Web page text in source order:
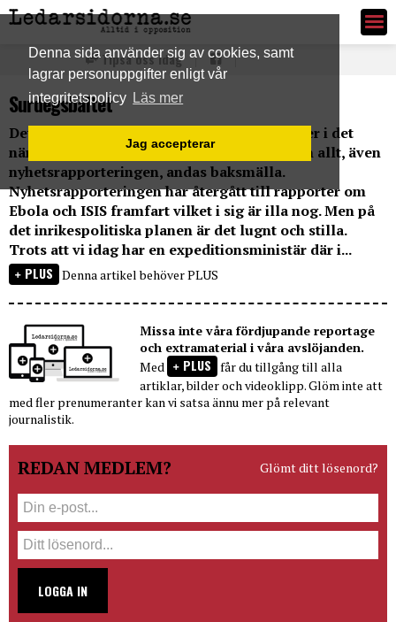
Denna sida använder sig av cookies, samt
lagrar personuppgifter enligt vår
integritetspolicy Läs mer
Jag accepterar
Ledarsidorna.se
Tipsa oss idag
Surdegsbältet
Det är som om valet aldrig ägt rum. Det råder i det
närmaste en total stiltje på ledarsidorna och allt, även
nyhetsrapporteringen, andas baksmälla.
Nyhetsrapporteringen har återgått till rapporter om
Ebola och ISIS framfart vilket i sig är illa nog. Men på
det inrikespolitiska planen är det lugnt och stilla.
Trots att vi idag har en expeditionsministär där i...
PLUS Denna artikel behöver PLUS
Missa inte våra fördjupande reportage
och extramaterial i våra avslöjanden.
Med
PLUS får du tillgång till alla
artiklar, bilder och videoklipp. Glöm inte att
med fler prenumeranter kan vi satsa ännu mer på relevant
journalistik.
REDAN MEDLEM? Glömt ditt lösenord?
LOGGA IN